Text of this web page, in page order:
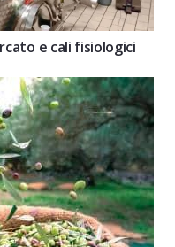
e cali fisiologici